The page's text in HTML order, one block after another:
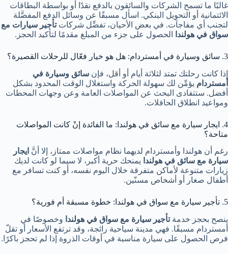
غالبًا ما تسمح الشركات والسائقون بالدفع نقدًا أو بواسطة البطاقات
الائتمانية أو التحويل البنكي. اسأل مسبقًا عن وسائل الدفع المفضَّلة
لتجنب أي مفاجآت. في بعض الأحيان، تفضِّل شركاتتأجير سيارات مع
سواق في هولندا
الحصول على جزء من المبلغ مقدمًا لتأكيد الحجز.
3. سائق وسيارة في أمستردام: هل هو خيار فعّال للرحلات القصيرة؟
إذا كانت رحلتك تمتد لثلاثة أيام أو أقل، فإن سائق وسيارة في
أمستردام يؤمِّن لك سهولة الحركة واستغلال الوقت المحدود بشكل
أفضل. ستتفادى البحث عن المواصلات العامة وعن وجهات المحطات
ومواعيد انطلاق الحافلات.
4. ايجار سيارة مع سائق في هولندا: ما الفائدة إنْ كانت المواصلات
متاحة؟
رغم أن هولندا وأمستردام لديهما نظام مواصلات ممتاز، إلا أنَّ ايجار
سيارة مع سائق في هولندا يمنحك حرية أكبر، لا سيما لو كانت لديك
زيارات متنوعة لأماكن متفرقة خلال اليوم نفسه، أو كنت تسافر مع
أطفال صغار أو أشخاص مسنّين.
5. تأجير سيارة مع سواق في هولندا: خطوة مسبقة أم فورية؟
ينصح بحجز خدمةتأجير سيارة مع سواق في هولندا وخصوصًا في
أمستردام مسبقًا. فهي مدينة سياحية رائجة، وقد ترتفع الأسعار أو تقلّ
فرص الحصول على سيارة مناسبة في أوقات الذروة إذا لم تحجز باكرًا.